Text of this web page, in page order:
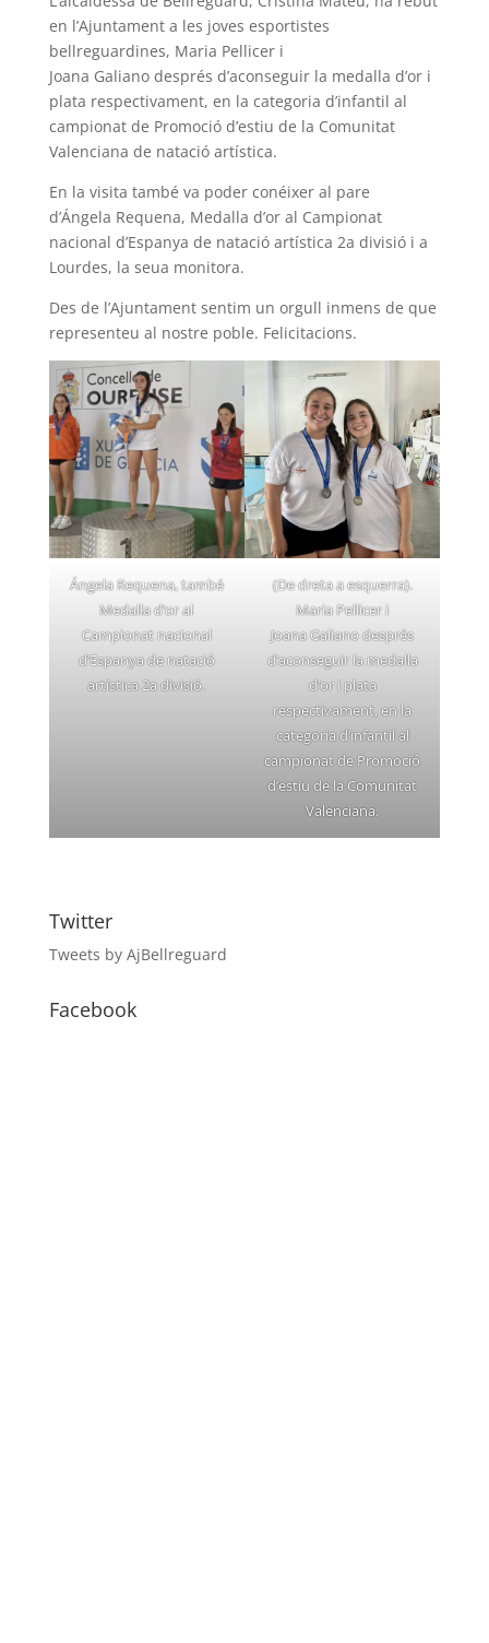
en l’Ajuntament a les joves esportistes
bellreguardines, Maria Pellicer i
Joana Galiano després d’aconseguir la medalla d’or i
plata respectivament, en la categoria d’infantil al
campionat de Promoció d’estiu de la Comunitat
Valenciana de natació artística.
En la visita també va poder conéixer al pare
d’Ángela Requena, Medalla d’or al Campionat
nacional d’Espanya de natació artística 2a divisió i a
Lourdes, la seua monitora.
Des de l’Ajuntament sentim un orgull inmens de que
representeu al nostre poble. Felicitacions.
Ángela Requena, també
Medalla d’or al
Campionat nacional
d’Espanya de natació
artística 2a divisió.
(De dreta a esquerra).
Maria Pellicer i
Joana Galiano després
d’aconseguir la medalla
d’or i plata
respectivament, en la
categoria d’infantil al
campionat de Promoció
d’estiu de la Comunitat
Valenciana.
Twitter
Tweets by AjBellreguard
Facebook